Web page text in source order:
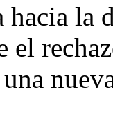
hacia
el